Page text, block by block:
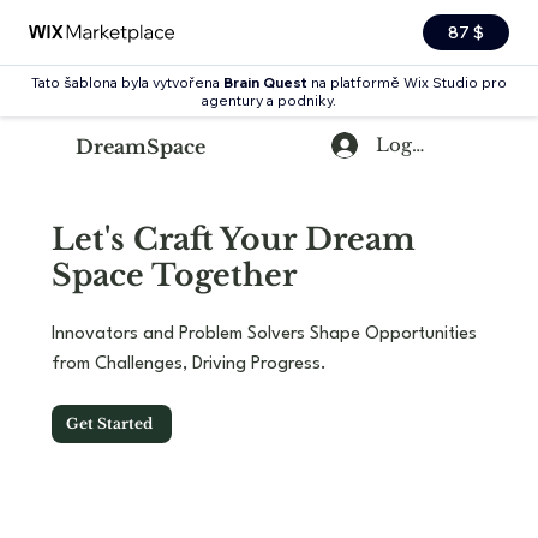
87 $
Tato šablona byla vytvořena Brain Quest na platformě Wix Studio pro
agentury a podniky.